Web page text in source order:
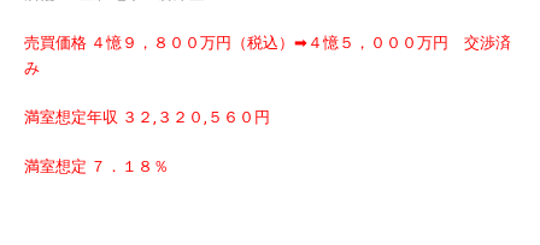
売買価格 ４憶９，８００万円（税込）➡４憶５，０００万円 交渉済
み
満室想定年収 ３２,３２０,５６０円
満室想定 ７．１８％